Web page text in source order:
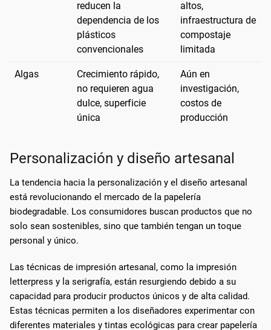
reducen la
dependencia de los
plásticos
convencionales
altos,
infraestructura de
compostaje
limitada
Algas
Crecimiento rápido,
no requieren agua
dulce, superficie
única
Aún en
investigación,
costos de
producción
Personalización y diseño artesanal
La tendencia hacia la personalización y el diseño artesanal
está revolucionando el mercado de la papelería
biodegradable. Los consumidores buscan productos que no
solo sean sostenibles, sino que también tengan un toque
personal y único.
Las técnicas de impresión artesanal, como la impresión
letterpress y la serigrafía, están resurgiendo debido a su
capacidad para producir productos únicos y de alta calidad.
Estas técnicas permiten a los diseñadores experimentar con
diferentes materiales y tintas ecológicas para crear papelería